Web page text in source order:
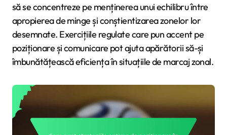
să se concentreze pe menținerea unui echilibru între
apropierea de minge și conștientizarea zonelor lor
desemnate. Exercițiile regulate care pun accent pe
poziționare și comunicare pot ajuta apărătorii să-și
îmbunătățească eficiența în situațiile de marcaj zonal.